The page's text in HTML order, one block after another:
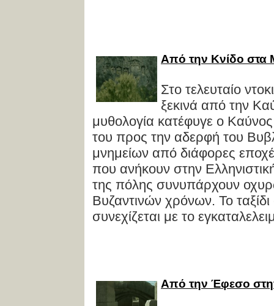
Από την Κνίδο στα
Στο τελευταίο
ξεκινά από την
μυθολογία κατέφυγε ο
του προς την αδερφή του
μνημείων από διάφορες
που ανήκουν στην
της πόλης συνυπάρχουν
Βυζαντινών χρόνων. Το
συνεχίζεται με το
Από την Έφεσο